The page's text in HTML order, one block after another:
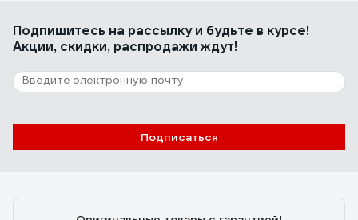
Подпишитесь на рассылкуи будьте в курсе!
Акции, скидки, распродажи ждут!
Подписаться